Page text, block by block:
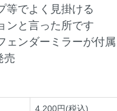
等でよく見掛ける
ンと言った所です
ェンダーミラーが付属
売
4,200円(税込)